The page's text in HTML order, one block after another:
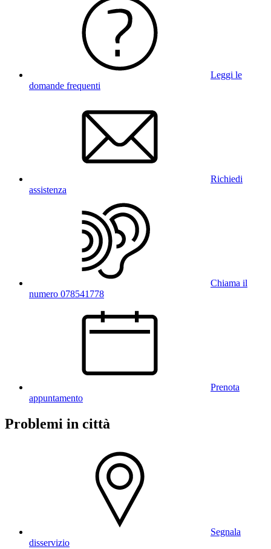
Leggi le
domande frequenti
Richiedi
assistenza
Chiama il
numero 078541778
Prenota
appuntamento
Problemi in città
Segnala
disservizio